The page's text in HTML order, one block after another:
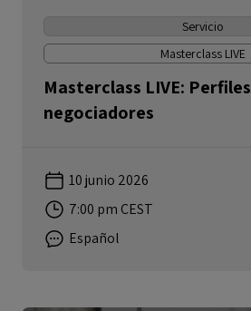
Servicio
Masterclass LIVE
Masterclass LIVE: Perfiles
negociadores
10 junio 2026
7:00 pm CEST
Español